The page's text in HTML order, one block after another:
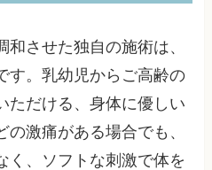
させた独自の施術は、
す。乳幼児からご高齢の
ただける、身体に優しい
激痛がある場合でも、
く、ソフトな刺激で体を